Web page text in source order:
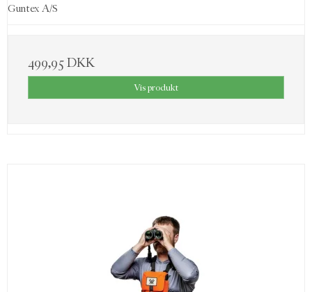
Guntex A/S
499,95 DKK
Vis produkt